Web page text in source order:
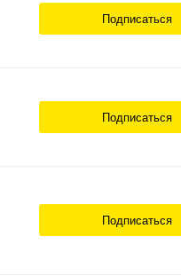
Подписаться
Подписаться
Подписаться